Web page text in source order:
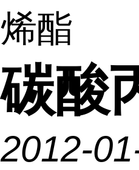
烯酯
碳酸
2012-